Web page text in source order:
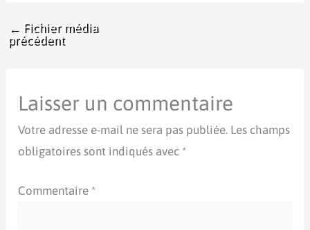
← Fichier média
précédent
Laisser un commentaire
Votre adresse e-mail ne sera pas publiée. Les champs
obligatoires sont indiqués avec *
Commentaire *